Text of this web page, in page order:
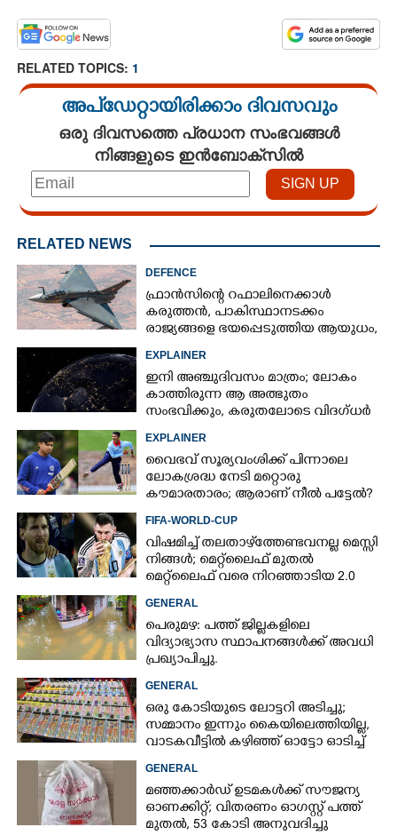
RELATED TOPICS: 1
അപ്ഡേറ്റായിരിക്കാം ദിവസവും
ഒരു ദിവസത്തെ പ്രധാന സംഭവങ്ങൾ
നിങ്ങളുടെ ഇൻബോക്സിൽ
RELATED NEWS
DEFENCE
ഫ്രാൻസിന്റെ റഫാലിനെക്കാൾ
കരുത്തൻ,​ പാകിസ്ഥാനടക്കം
രാജ്യങ്ങളെ ഭയപ്പെടുത്തിയ ആയുധം,​
EXPLAINER
ഇനി അഞ്ചുദിവസം മാത്രം; ലോകം
കാത്തിരുന്ന ആ അത്ഭുതം
സംഭവിക്കും, കരുതലോടെ വിദഗ്ധർ
EXPLAINER
വൈഭവ് സൂര്യവംശിക്ക് പിന്നാലെ
ലോകശ്രദ്ധ നേടി മറ്റൊരു
കൗമാരതാരം; ആരാണ് നീൽ പട്ടേൽ?
FIFA-WORLD-CUP
വിഷമിച്ച് തലതാഴ്‌ത്തേണ്ടവനല്ല മെസ്സി
നിങ്ങള്‍; മെറ്റ്‌ലൈഫ് മുതല്‍
മെറ്റ്‌ലൈഫ് വരെ നിറഞ്ഞാടിയ 2.0
GENERAL
പെരുമഴ: പത്ത് ജില്ലകളിലെ
വിദ്യാഭ്യാസ സ്ഥാപനങ്ങൾക്ക് അവധി
പ്രഖ്യാപിച്ചു.
GENERAL
ഒരു കോടിയുടെ ലോട്ടറി അടിച്ചു;
സമ്മാനം ഇന്നും കൈയിലെത്തിയില്ല,
വാടകവീട്ടിൽ കഴിഞ്ഞ് ഓട്ടോ ഓടിച്ച്
GENERAL
മഞ്ഞക്കാർഡ് ഉടമകൾക്ക് സൗജന്യ
ഓണക്കിറ്റ്; വിതരണം ഓഗസ്റ്റ് പത്ത്
മുതൽ, 53 കോടി അനുവദിച്ചു
Share this link
Copy Link